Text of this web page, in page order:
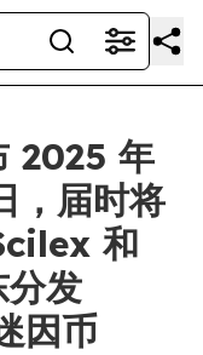
2025 年
，届时将
和
发
因币